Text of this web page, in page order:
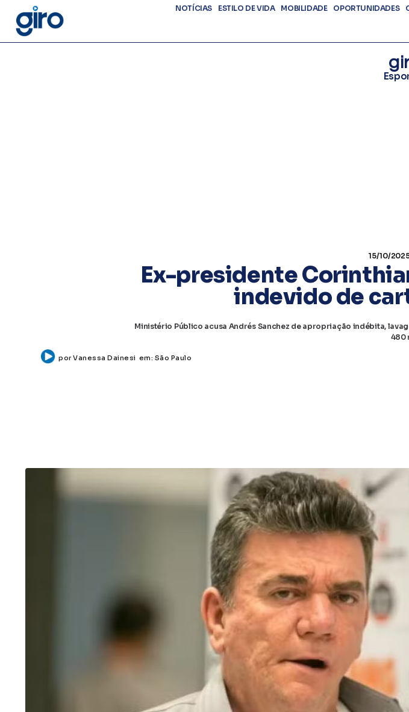
NOTÍCIAS ESTILO DE VIDA MOBILIDADE OPORTUNIDADES
15/10/
Ex-presidente
indevido de
Ministério Público acusa Andrés Sanchez de apropriação indébita,
480
porVanessa Dainesi em: São Paulo